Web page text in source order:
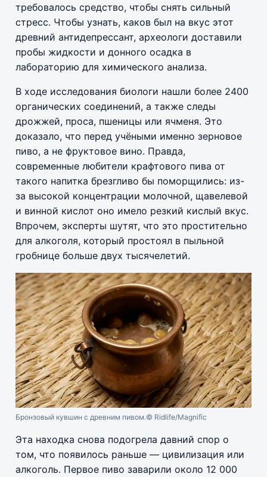
требовалось средство, чтобы снять сильный
стресс. Чтобы узнать, каков был на вкус этот
древний антидепрессант, археологи доставили
пробы жидкости и донного осадка в
лабораторию для химического анализа.
В ходе исследования биологи нашли более 2400
органических соединений, а также следы
дрожжей, проса, пшеницы или ячменя. Это
доказало, что перед учёными именно зерновое
пиво, а не фруктовое вино. Правда,
современные любители крафтового пива от
такого напитка брезгливо бы поморщились: из-
за высокой концентрации молочной, щавелевой
и винной кислот оно имело резкий кислый вкус.
Впрочем, эксперты шутят, что это простительно
для алкоголя, который простоял в пыльной
гробнице больше двух тысячелетий.
Бронзовый кувшин с древним пивом.© Ridlife/Magnific
Эта находка снова подогрела давний спор о
том, что появилось раньше — цивилизация или
алкоголь. Первое пиво заварили около 12 000